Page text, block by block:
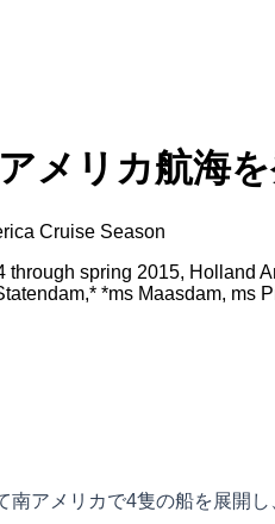
メリカ航海
Cruise Season
spring 2015, Holland
*ms Maasdam,
アメリカで4隻の船を展開